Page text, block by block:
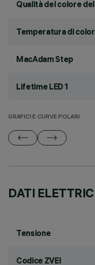
Qualità del colore
Temperatura di
MacAdam Step
Lifetime LED 1
GRAFICI E CURVE POLARI
DATI
Tensione
Codice ZVEI